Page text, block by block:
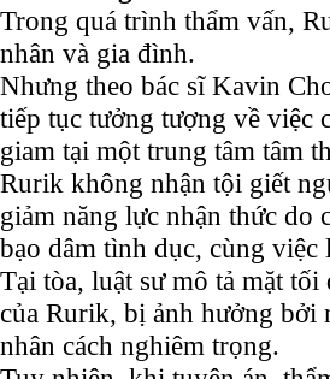
Trong quá trình thẩm vấn,
nhân và gia đình.
Nhưng theo bác sĩ Kavin
tiếp tục tưởng tượng về việc
giam tại một trung tâm tâm
Rurik không nhận tội giết
giảm năng lực nhận thức do
bạo dâm tình dục, cùng
Tại tòa, luật sư mô tả mặt tối
của Rurik, bị ảnh hưởng bởi
nhân cách nghiêm trọng.